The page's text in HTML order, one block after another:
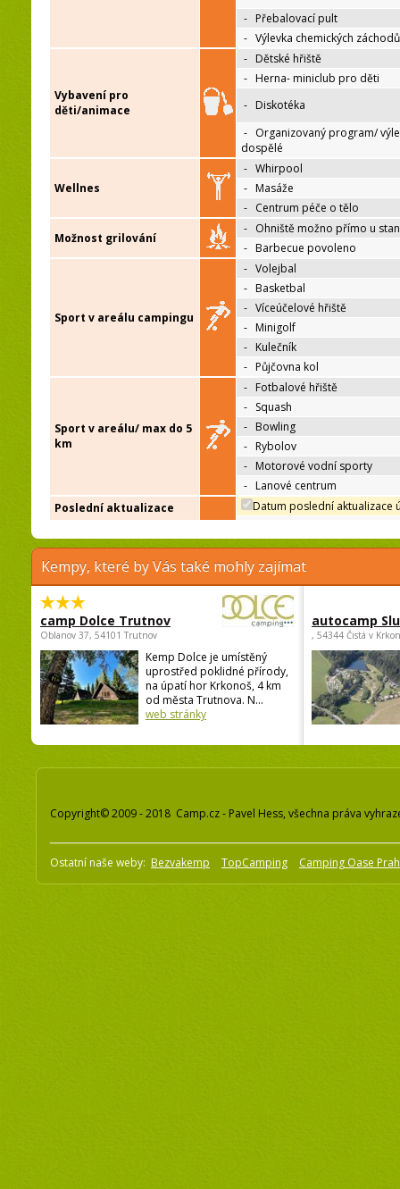
- Přebalovací pult
- Výlevka chemických záchodů
Vybavení pro
děti/animace
- Dětské hřiště
- Herna- miniclub pro děti
- Diskotéka
- Organizovaný program/
dospělé
Wellnes
- Whirpool
- Masáže
- Centrum péče o tělo
Možnost grilování
- Ohniště možno přímo u
- Barbecue povoleno
Sport v areálu campingu
- Volejbal
- Basketbal
- Víceúčelové hřiště
- Minigolf
- Kulečník
- Půjčovna kol
Sport v areálu/ max do 5
km
- Fotbalové hřiště
- Squash
- Bowling
- Rybolov
- Motorové vodní sporty
- Lanové centrum
Poslední aktualizace
Datum poslední aktualizace
Kempy, které by Vás také mohly zajímat
camp Dolce Trutnov
Oblanov 37, 54101 Trutnov
Kemp Dolce je umístěný
uprostřed poklidné přírody,
na úpatí hor Krkonoš, 4 km
od města Trutnova. N...
web stránky
autocamp
, 54344 Čistá v
Copyright© 2009 - 2018 Camp.cz - Pavel Hess, všechna práva
Ostatní naše weby: Bezvakemp TopCamping Camping Oase